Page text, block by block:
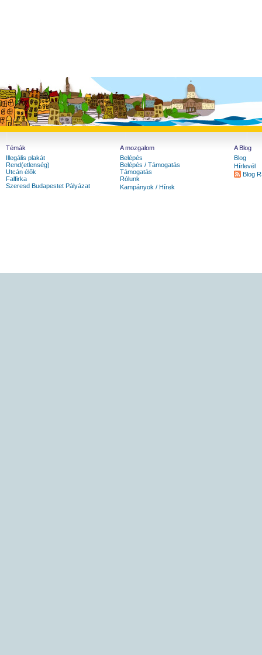
Témák
Illegális plakát
Rend(etlenség)
Utcán élők
Falfirka
Szeresd Budapestet Pályázat
A mozgalom
Belépés
Belépés / Támogatás
Támogatás
Rólunk
Kampányok / Hírek
A Blog
Blog
Hírlevél
Blog